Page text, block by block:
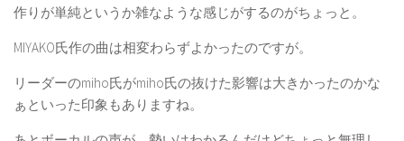
作りが単純というか雑なような感じがするのがちょっと。
MIYAKO氏作の曲は相変わらずよかったのですが。
リーダーのmiho氏がmiho氏の抜けた影響は大きかったのかな
ぁといった印象もありますね。